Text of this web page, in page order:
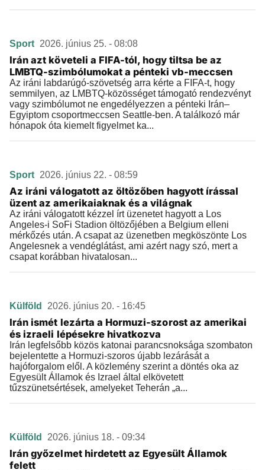
Sport 2026. június 25. - 08:08
Irán azt követeli a FIFA-tól, hogy tiltsa be az
LMBTQ-szimbólumokat a pénteki vb-meccsen
Az iráni labdarúgó-szövetség arra kérte a FIFA-t, hogy
semmilyen, az LMBTQ-közösséget támogató rendezvényt
vagy szimbólumot ne engedélyezzen a pénteki Irán–
Egyiptom csoportmeccsen Seattle-ben. A találkozó már
hónapok óta kiemelt figyelmet ka...
Sport 2026. június 22. - 08:59
Az iráni válogatott az öltözőben hagyott írással
üzent az amerikaiaknak és a világnak
Az iráni válogatott kézzel írt üzenetet hagyott a Los
Angeles-i SoFi Stadion öltözőjében a Belgium elleni
mérkőzés után. A csapat az üzenetben megköszönte Los
Angelesnek a vendéglátást, ami azért nagy szó, mert a
csapat korábban hivatalosan...
Külföld 2026. június 20. - 16:45
Irán ismét lezárta a Hormuzi-szorost az amerikai
és izraeli lépésekre hivatkozva
Irán legfelsőbb közös katonai parancsnoksága szombaton
bejelentette a Hormuzi-szoros újabb lezárását a
hajóforgalom elől. A közlemény szerint a döntés oka az
Egyesült Államok és Izrael által elkövetett
tűzszünetsértések, amelyeket Teherán „a...
Külföld 2026. június 18. - 09:34
Irán győzelmet hirdetett az Egyesült Államok
felett